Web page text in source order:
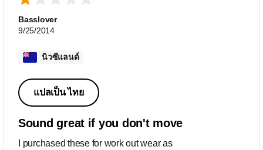
Basslover
9/25/2014
นิวซีแลนด์
แปลเป็น ไทย
Sound great if you don't move
I purchased these for work out wear as